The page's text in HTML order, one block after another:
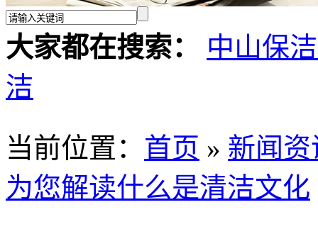
大家都在搜索：
中山保
洁
当前位置 ： 首页 » 新闻资
为您解读什么是清洁文化